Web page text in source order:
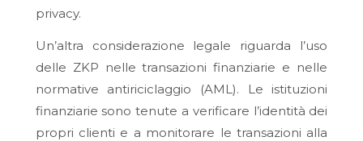
privacy.
Un’altra considerazione legale riguarda l’uso
delle ZKP nelle transazioni finanziarie e nelle
normative antiriciclaggio (AML). Le istituzioni
finanziarie sono tenute a verificare l’identità dei
propri clienti e a monitorare le transazioni alla